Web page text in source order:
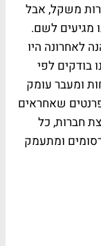
משקל, אבל
מגיעים לשם.
לאחרונה היו
בודקים לפי
ומעבר עומק
שאחראים
חברות, כל
ומתעמק